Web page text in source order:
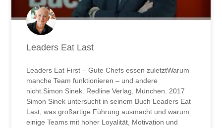
Leaders Eat Last
Leaders Eat First – Gute Chefs essen zuletztWarum
manche Team funktionieren – und andere
nicht.Simon Sinek. Redline Verlag, München. 2017
Simon Sinek untersucht in seinem Buch Leaders Eat
Last, was großartige Führung ausmacht und warum
einige Teams mit hoher Loyalität, Motivation und